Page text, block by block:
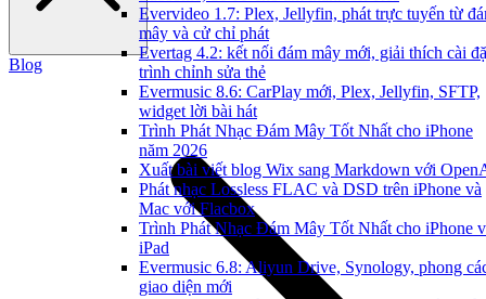
Evervideo 1.7: Plex, Jellyfin, phát trực tuyến từ
mây và cử chỉ phát
Evertag 4.2: kết nối đám mây mới, giải thích cài
trình chỉnh sửa thẻ
Evermusic 8.6: CarPlay mới, Plex, Jellyfin, SFTP,
widget lời bài hát
Trình Phát Nhạc Đám Mây Tốt Nhất cho iPhone
năm 2026
Xuất bài viết blog Wix sang Markdown với
Phát nhạc Lossless FLAC và DSD trên iPhone và
Mac với Flacbox
Trình Phát Nhạc Đám Mây Tốt Nhất cho iPhone
iPad
Evermusic 6.8: Aliyun Drive, Synology, phong
giao diện mới
Blog